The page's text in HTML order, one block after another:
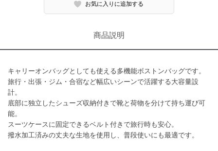
お気に入りに追加する
商品説明
キャリーオンバッグとしても使える多機能ボストンバッグです。
旅行・出張・ジム・合宿など幅広いシーンで活躍する大容量設
計。
底部に独立したシューズ収納付きで靴と荷物を分けて持ち運び可
能。
スーツケースに固定できるベルト付きで旅行時も安心。
撥水加工済みの丈夫な生地を使用し、普段使いにも最適です。